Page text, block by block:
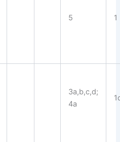
5 1
3a,b,c,d;
4a